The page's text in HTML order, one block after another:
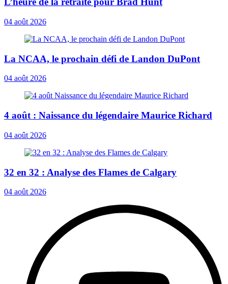
04 août 2026
La NCAA, le prochain défi de Landon DuPont
04 août 2026
4 août : Naissance du légendaire Maurice Richard
04 août 2026
32 en 32 : Analyse des Flames de Calgary
04 août 2026